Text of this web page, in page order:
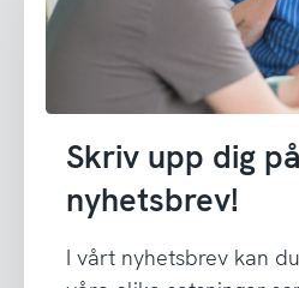
Skriv upp dig
nyhetsbrev!
I vårt nyhetsbrev kan